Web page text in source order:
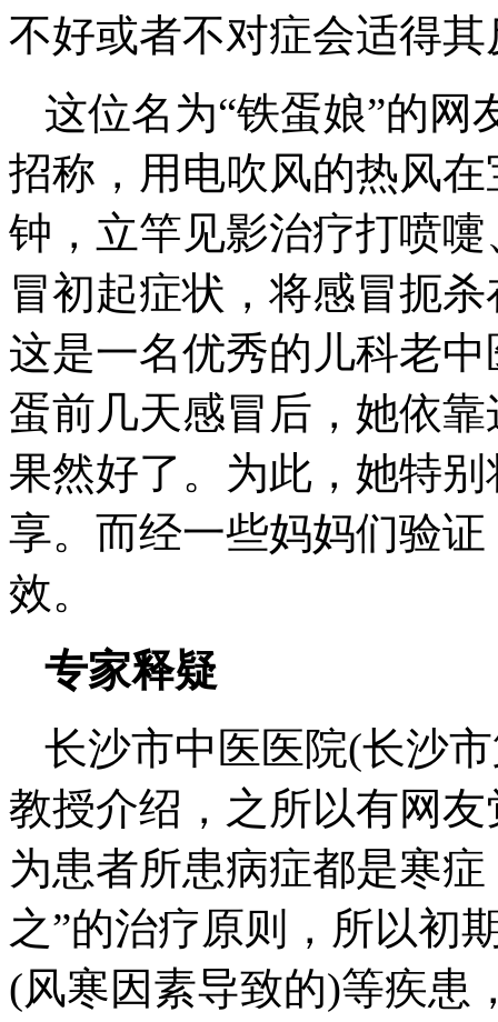
不好或者不对症会适得
这位名为“铁蛋娘”的
招称，用电吹风的热风
钟，立竿见影治疗打喷
冒初起症状，将感冒扼杀
这是一名优秀的儿科老
蛋前几天感冒后，她依
果然好了。为此，她特
享。而经一些妈妈们验
效。
专家释疑
长沙市中医医院(长沙
教授介绍，之所以有网
为患者所患病症都是寒
之”的治疗原则，所以初
(风寒因素导致的)等疾患